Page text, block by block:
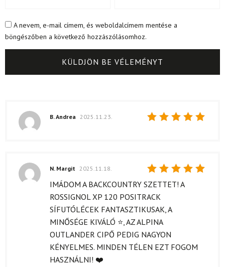
A nevem, e-mail címem, és weboldalcímem mentése a
böngészőben a következő hozzászólásomhoz.
B. Andrea 2025.11.23.
Értékelés:
N. Margit 2025.11.18.
IMÁDOM A BACKCOUNTRY SZETTET! A
ROSSIGNOL XP 120 POSITRACK
SÍFUTÓLÉCEK FANTASZTIKUSAK, A
MINŐSÉGE KIVÁLÓ ⭐, AZ ALPINA
OUTLANDER CIPŐ PEDIG NAGYON
KÉNYELMES. MINDEN TÉLEN EZT FOGOM
HASZNÁLNI! ❤️